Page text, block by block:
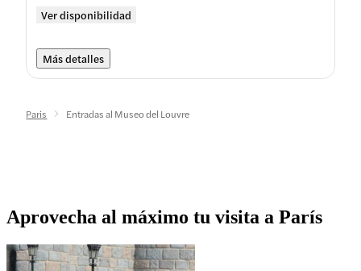
Ver disponibilidad
Más detalles
Paris Entradas al Museo del Louvre
Aprovecha al máximo tu visita a París